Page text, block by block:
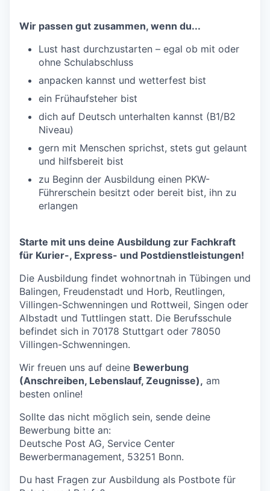
Wir passen gut zusammen, wenn du...
Lust hast durchzustarten – egal ob mit oder
ohne Schulabschluss
anpacken kannst und wetterfest bist
ein Frühaufsteher bist
dich auf Deutsch unterhalten kannst (B1/B2
Niveau)
gern mit Menschen sprichst, stets gut gelaunt
und hilfsbereit bist
zu Beginn der Ausbildung einen PKW-
Führerschein besitzt oder bereit bist, ihn zu
erlangen
Starte mit uns deine Ausbildung zur Fachkraft
für Kurier-, Express- und Postdienstleistungen!
Die Ausbildung findet wohnortnah in Tübingen und
Balingen, Freudenstadt und Horb, Reutlingen,
Villingen-Schwenningen und Rottweil, Singen oder
Albstadt und Tuttlingen statt. Die Berufsschule
befindet sich in 70178 Stuttgart oder 78050
Villingen-Schwenningen.
Wir freuen uns auf deine Bewerbung
(Anschreiben, Lebenslauf, Zeugnisse), am
besten online!
Sollte das nicht möglich sein, sende deine
Bewerbung bitte an:
Deutsche Post AG, Service Center
Bewerbermanagement, 53251 Bonn.
Du hast Fragen zur Ausbildung als Postbote für